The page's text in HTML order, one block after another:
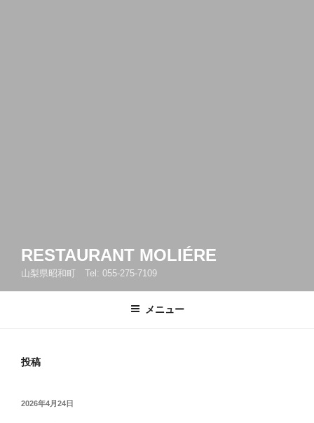
RESTAURANT MOLIÉRE
山梨県昭和町 Tel: 055-275-7109
メニュー
投稿
投
2026年4月24日